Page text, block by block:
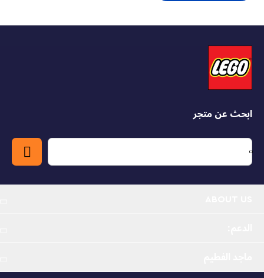
Brick-builtStar Wars™ model kit – Mark the 20th
fantasy adventure in LEGO® BrickHeadz™ style
with this heroes-and-villains set
5 LEGO®
™ BrickHeadz™ Revenge of the
Amidala, General Grievous, Mace Windu and
Emperor Palpatine with authentic accessories
black Jedi outfit, General Grievous with 2 arms that
can split into 4, Emperor Palpatine in his Sith robe
with 2 lightning bolts, and more
ابحث عن متجر